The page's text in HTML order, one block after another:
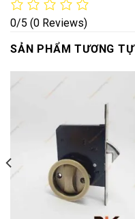
0/5 (0 Reviews)
SẢN PHẨM TƯƠNG TỰ